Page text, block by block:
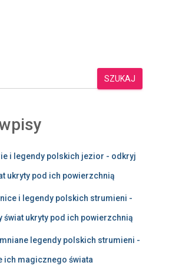
SZUKAJ
i legendy polskich jezior - odkryj
ukryty pod ich powierzchnią
i legendy polskich strumieni -
świat ukryty pod ich powierzchnią
legendy polskich strumieni -
ich magicznego świata